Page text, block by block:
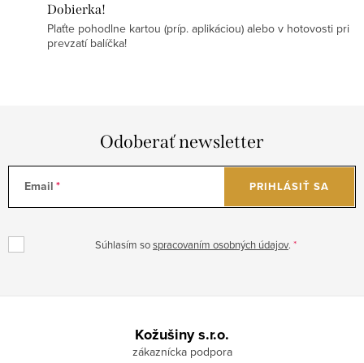
Dobierka!
Plaťte pohodlne kartou (príp. aplikáciou) alebo v hotovosti pri
prevzatí balíčka!
Odoberať newsletter
Email
Súhlasím sospracovaním osobných údajov.
PRIHLÁSIŤ SA
Kožušiny s.r.o.